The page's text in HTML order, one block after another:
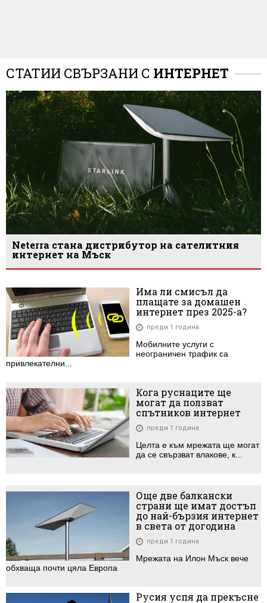
СТАТИИ СВЪРЗАНИ С ИНТЕРНЕТ
Neterra стана дистрибутор на сателитния
интернет на Мъск
Има ли смисъл да
плащате за домашен
интернет през 2025-а?
преди 1 година
Мобилните услуги с
неограничен трафик са
привлекателни...
Кога руснаците ще
могат да ползват
спътников интернет
преди 1 година
Целта е към мрежата ще могат
да се свързват влакове, к...
Още две балкански
страни ще имат достъп
до най-бързия интернет
в света от догодина
преди 1 година
Мрежата на Илон Мъск вече
обхваща почти цяла Европа
Русия успя да прекъсне